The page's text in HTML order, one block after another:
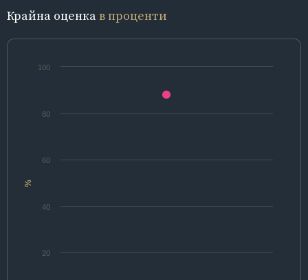
Крайна оценкав проценти
%
20
40
60
80
100